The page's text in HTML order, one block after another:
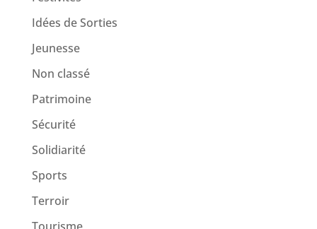
Idées de Sorties
Jeunesse
Non classé
Patrimoine
Sécurité
Solidiarité
Sports
Terroir